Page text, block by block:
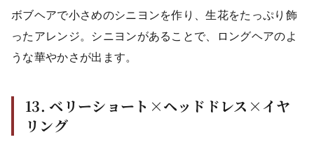
ボブヘアで小さめのシニヨンを作り、生花をたっぷり飾
ったアレンジ。シニヨンがあることで、ロングヘアのよ
うな華やかさが出ます。
13. ベリーショート×ヘッドドレス×イヤ
リング